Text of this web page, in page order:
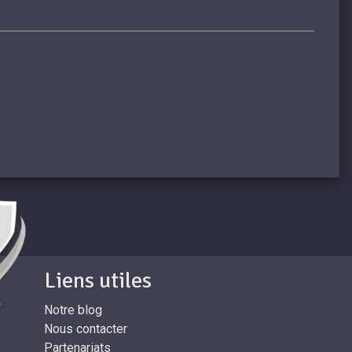
Liens utiles
Notre blog
Nous contacter
Partenariats